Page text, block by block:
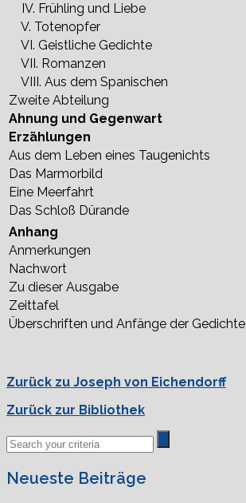
IV. Frühling und Liebe
V. Totenopfer
VI. Geistliche Gedichte
VII. Romanzen
VIII. Aus dem Spanischen
Zweite Abteilung
Ahnung und Gegenwart
Erzählungen
Aus dem Leben eines Taugenichts
Das Marmorbild
Eine Meerfahrt
Das Schloß Dürande
Anhang
Anmerkungen
Nachwort
Zu dieser Ausgabe
Zeittafel
Überschriften und Anfänge der Gedichte
Zurück zu Joseph von Eichendorff
Zurück zur Bibliothek
Neueste Beiträge